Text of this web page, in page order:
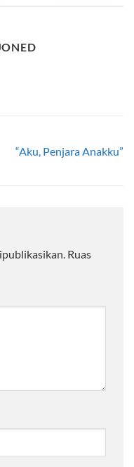
“Aku, Penjara Anakku”
Ruas